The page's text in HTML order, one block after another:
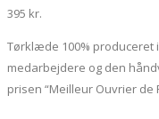
395 kr.
Tørklæde 100% produceret
medarbejdere og den
prisen “Meilleur Ouvrier de